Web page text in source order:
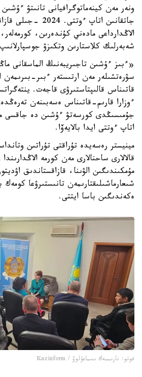
ونەر مەن كينەماتوگرافيانى تانىتۋ
جاتقانىن اتاپ
الاڭدارداعى مادەني كۇندەرىن،
شەبەرلىك كلاستارىن وتكىزۋ
«ءبىز ءۇشىن تاجىريبەنىڭ الماسقانى
سۋرەتشىلەر مەن ارتىستەر ءبىر-بىرىمەن
قاتىناس قالىپتاستىرۋى قاجەت.
ءوزارا قارىم-قاتىناس ەسەبىنەن
جۇمىسىڭدى كورسەتۋ ءۇشىن دە
اتاپ ءوتتى ايدا بالايەۆا.
مينيستر رەسەيدە تۇراقتى تۇراتىن
قالالارى ساحنالارى مەن كورمە
مۇمكىندىگىن الۋىنا، قازاقستاندىق
شىعارماشىلىقتارىمەن تانىستىرۋعا كومەك
ەكەندىگىن باسا ايتتى.
فوتو: نارىمبەك ىسماعۇلوۆ / Kazinform